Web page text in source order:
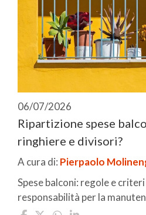
06/07/2026
Ripartizione spese
ringhiere e divisori?
A cura di: Pierpaolo
Spese balconi: regole e
responsabilità per la